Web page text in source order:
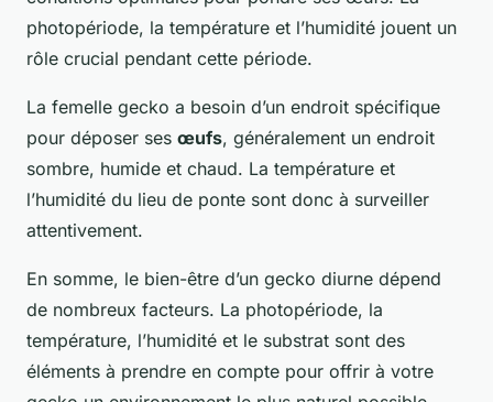
photopériode, la température et l’humidité jouent un
rôle crucial pendant cette période.
La femelle gecko a besoin d’un endroit spécifique
pour déposer ses œufs, généralement un endroit
sombre, humide et chaud. La température et
l’humidité du lieu de ponte sont donc à surveiller
attentivement.
En somme, le bien-être d’un gecko diurne dépend
de nombreux facteurs. La photopériode, la
température, l’humidité et le substrat sont des
éléments à prendre en compte pour offrir à votre